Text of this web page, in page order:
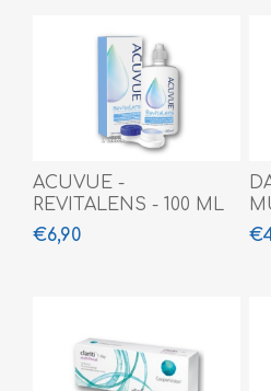
ACUVUE -
REVITALENS - 100 ML
€6,90